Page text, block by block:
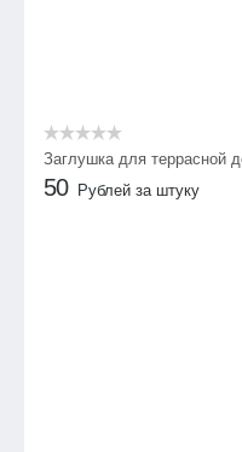
Заглушка для террасной
50 Рублей за штуку